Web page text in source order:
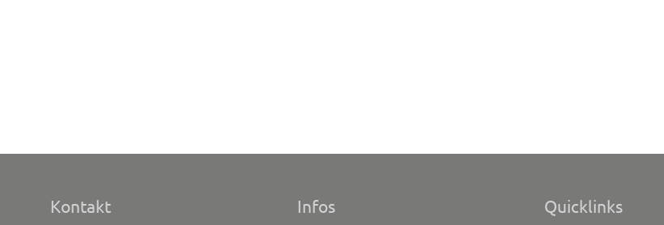
Kontakt Infos Quicklinks